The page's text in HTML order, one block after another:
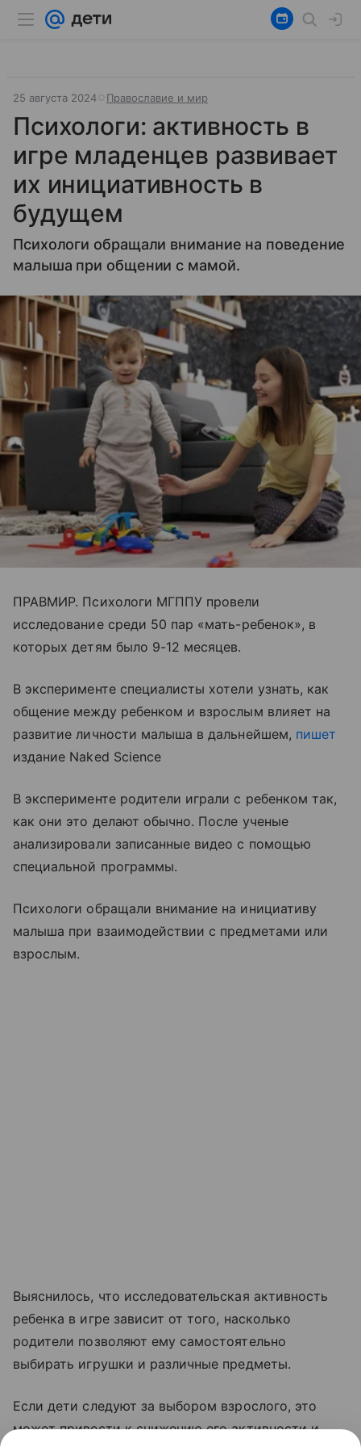
25 августа 2024 Православие и мир
Психологи: активность в
игре младенцев развивает
их инициативность в
будущем
Психологи обращали внимание на поведение
малыша при общении с мамой.
ПРАВМИР. Психологи МГППУ провели
исследование среди 50 пар «мать-ребенок», в
которых детям было 9-12 месяцев.
В эксперименте специалисты хотели узнать, как
общение между ребенком и взрослым влияет на
развитие личности малыша в дальнейшем, пишет
издание Naked Science
В эксперименте родители играли с ребенком так,
как они это делают обычно. После ученые
анализировали записанные видео с помощью
специальной программы.
Психологи обращали внимание на инициативу
малыша при взаимодействии с предметами или
взрослым.
Выяснилось, что исследовательская активность
ребенка в игре зависит от того, насколько
родители позволяют ему самостоятельно
выбирать игрушки и различные предметы.
Если дети следуют за выбором взрослого, это
может привести к снижению его активности и